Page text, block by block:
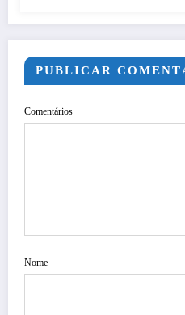
PUBLICAR
Comentários
Nome